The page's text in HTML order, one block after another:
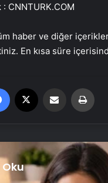
CNNTURK.COM
haber ve diğer
En kısa süre
Facebook Email'den paylaş